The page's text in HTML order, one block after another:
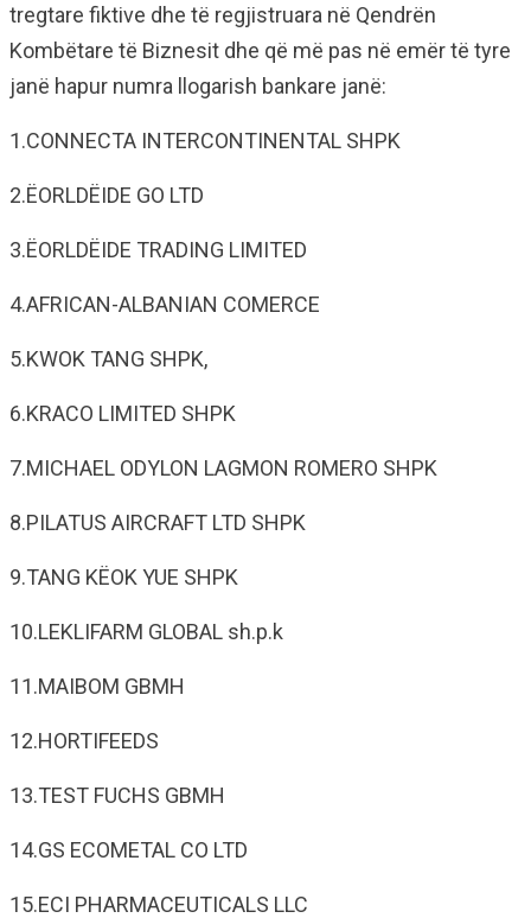
tregtare fiktive dhe të regjistruara në Qendrën
Kombëtare të Biznesit dhe që më pas në emër të tyre
janë hapur numra llogarish bankare janë:
1.CONNECTA INTERCONTINENTAL SHPK
2.ËORLDËIDE GO LTD
3.ËORLDËIDE TRADING LIMITED
4.AFRICAN-ALBANIAN COMERCE
5.KWOK TANG SHPK,
6.KRACO LIMITED SHPK
7.MICHAEL ODYLON LAGMON ROMERO SHPK
8.PILATUS AIRCRAFT LTD SHPK
9.TANG KËOK YUE SHPK
10.LEKLIFARM GLOBAL sh.p.k
11.MAIBOM GBMH
12.HORTIFEEDS
13.TEST FUCHS GBMH
14.GS ECOMETAL CO LTD
15.ECI PHARMACEUTICALS LLC